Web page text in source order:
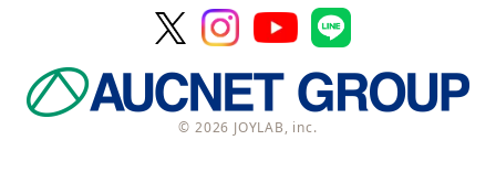
© 2026 JOYLAB, inc.